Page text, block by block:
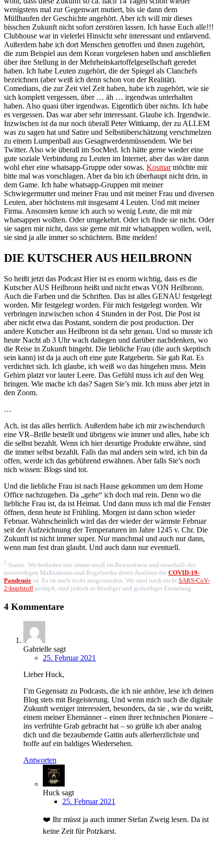
wenigstens mal zur Gegenwart mutiert, bis sie dann dem
Müllhaufen der Geschichte angehört. Aber ich will mir dieses
bisschen Zukunft nicht sofort zerstören lassen. Ich hasse Euch alle!!!
Clubhouse war in vielerlei Hinsicht sehr interessant und entlarvend.
Außerdem habe ich dort Menschen getroffen und ihnen zugehört,
die zum Beispiel aus dem Koran vorgelesen haben und anschließen
über ihre Stellung in der Mehrheitskartoffelgesellschaft geredet
haben. Ich habe Leuten zugehört, die der Spiegel als Clanchefs
bezeichnen (aber weiß ich denn schon von der Realität).
Comedians, die zur Zeit viel Zeit haben, habe ich zugehört, wie sie
sich komplett vergessen, über … äh … irgendwas unterhalten
haben. Also quasi über irgendwas. Eigentlich über nichts. Ich habe
es vergessen. Das war aber sehr interessant. Glaube ich. Irgendwie.
Inzwischen ist da nur noch überall Peter Wittkamp, der zu ALLEM
was zu sagen hat und Satire und Selbstüberschätzung verschmelzen
zu einem Lumpenball aus Gesagtwerdenmüssendem. Wie bei
Twitter. Also wie überall im SocMed. Ich hätte gerne wieder eine
gute soziale Verbindung zu Leuten im Internet, aber das wäre dann
wohl eher eine whatsapp-Gruppe oder sowas. Kosmarmöchte mir
bitte mal was vorschlagen. Aber da bin ich überhaupt nicht drin, in
dem Game. Ich habe whatsapp-Gruppen mit meiner
Schwiegermutter und meiner Frau und mit meiner Frau und diversen
Leuten, aber höchstens mit insgesamt 4 Leuten. Und mit meiner
Firma. Ansonsten kenne ich auch so wenig Leute, die mit mir
whatsappen wollten. Oder umgekehrt. Oder ich finde sie nicht. Oder
sie sagen mir nicht, dass sie gerne mit mir whatsappen wollen, weil,
sie sind ja alle immer so schüchtern. Bitte melden!
DIE KUTSCHER AUS HEILBRONN
So heißt jetzt das Podcast Hier ist es enorm wichtig, dass es die
Kutscher AUS Heilbronn heißt und nicht etwas VON Heilbronn.
Auch die Farben und die Schriften. Das ist alles GENAU festgelegt
worden. Mir festgelegt worden. Für mich festgelegt worden. Wir
verbringen inzwischen schon 4 Stunden in der Post. Die Post ist
aber nicht etwa das Postamt, sondern die post production. Der
andere Kutscher aus Heilbronn ist da sehr genau. Und so musste ich
heute Nacht ab 3 Uhr wach daliegen und darüber nachdenken, wo
die Reise in Zukunft hingeht. Die liebliche Frau (die auch skeptisch
sein kann) ist da ja auch oft eine gute Ratgeberin. Sie gab Rat. Es
verdichtet sich. Ich glaube, ich weiß wo das hingehen muss. Mein
Gehirn platzt vor lauter Leere. Das Gefühl muss ich auf den Weg
bringen. Wie mache ich das? Sagen Sie’s mir. Ich muss aber jetzt in
den Zoom.
…
Ach, ist das alles herrlich. Außerdem habe ich mir zwischendurch
eine VR–Brille bestellt und übrigens wie immer und alles, habe ich
die selbst bezahlt. Wenn ich hier derartige Produkte erwähne, sind
die immer selbst bezahlt. Falls das mal anders sein wird, ich bin da
offen, werde ich das gebührend erwähnen. Aber falls Sie’s noch
nich wissen: Blogs sind tot.
Und die liebliche Frau ist nach Hause gekommen um dem Home
Office nachzugehen. Da „gehe“ ich doch mal rein. Denn wo die
liebliche Frau ist, da ist Heimat. Und dann muss ich mal die Fenster
öffnen, denn heute ist Frühling. Morgen ist dann schon wieder
Februar. Wahrscheinlich wird das der wieder der wärmste Februar
seit der Aufzeichnung der Temperaturen im Jahre 1245 v. Chr. Die
Zukunft ist nicht immer super. Nur manchmal und auch nur dann,
wenn man fest dran glaubt. Und auch dann nur eventuell.
1 Status: Wir befinden uns immer noch im Bewusstsein und innerhalb der
notwendigen Maßnahmen und Regelwerke deren Auslöser die COVID-19-
Pandemie ist. Es ist noch nicht ausgestanden. Wir sind noch nicht SARS-CoV-
2-Impfstoffgeimpft, sind jedoch in freudiger und geduldiger Erwartung.
4 Kommentare
Gabrielle sagt
25. Februar 2021
Lieber Huck,
I’m Gegensatz zu Podcasts, die ich nie anhöre, lese ich deinen
Blog stets mit Begeisterung. Und wenn mich such die digitale
Zukunft weniger interessiert, besonders, da sie , wie du weißt,
einem meiner Ehemänner – einen ihrer technischen Pioniere –
ins verfrühte Grab gebracht hat – so grüße ich aber analog
dich und die bezaubernde Gattin aufs allerherzlichste und
hoffe auf ein baldiges Wiedersehen.
Antworten
Huck sagt
25. Februar 2021
❤️ Ihr müsst ja auch immer Stefan Zweig lesen. Da ist
keine Zeit für Potzkarst.